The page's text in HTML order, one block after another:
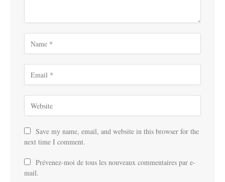
Save my name, email, and website in this browser for the
next time I comment.
Prévenez-moi de tous les nouveaux commentaires par e-
mail.